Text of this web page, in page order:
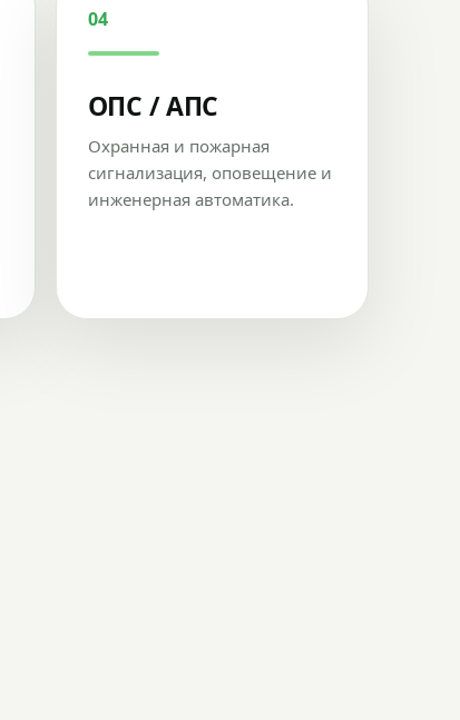
04
ОПС / АПС
Охранная и пожарная
сигнализация, оповещение и
инженерная автоматика.